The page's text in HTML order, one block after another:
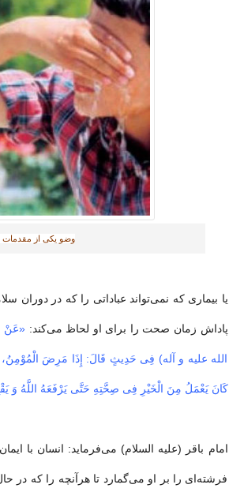
وضو یکی از مقدمات
یا بیماری که نمی‌تواند عباداتی را که در دوران
پاداش زمان صحت را برای او لحاظ می‌کند:«عَنْ
الله علیه و آله) فِی حَدِیثٍ قَالَ: إِذَا مَرِضَ
کَانَ یَعْمَلُ مِنَ الْخَیْرِ فِی صِحَّتِهِ حَتَّى یَرْفَعَهُ اللَّهُ وَ
امام باقر (علیه السلام) می‌فرماید: انسان با
فرشته‌ای را بر او می‌گمارد تا هرآنچه را که در